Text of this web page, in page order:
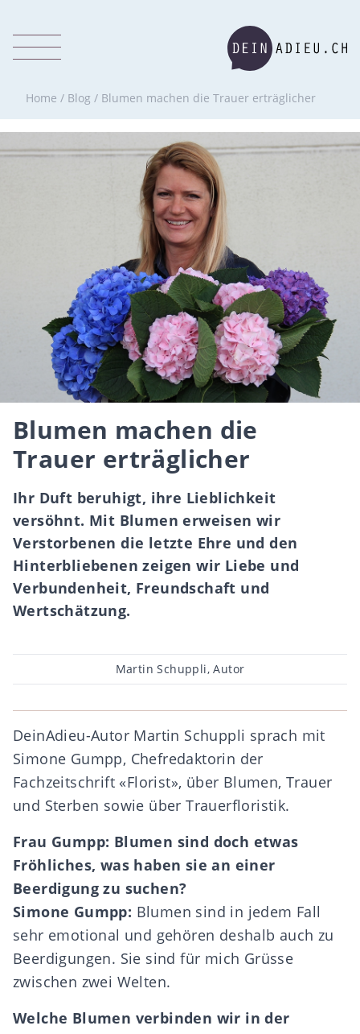
Home / Blog / Blumen machen die Trauer erträglicher
Blumen machen die
Trauer erträglicher
Ihr Duft beruhigt, ihre Lieblichkeit
versöhnt. Mit Blumen erweisen wir
Verstorbenen die letzte Ehre und den
Hinterbliebenen zeigen wir Liebe und
Verbundenheit, Freundschaft und
Wertschätzung.
Beitragsautor
Martin Schuppli, Autor
DeinAdieu-Autor Martin Schuppli sprach mit
Simone Gumpp, Chefredaktorin der
Fachzeitschrift «Florist», über Blumen, Trauer
und Sterben sowie über Trauerfloristik.
Frau Gumpp: Blumen sind doch etwas
Fröhliches, was haben sie an einer
Beerdigung zu suchen?
Simone Gumpp: Blumen sind in jedem Fall
sehr emotional und gehören deshalb auch zu
Beerdigungen. Sie sind für mich Grüsse
zwischen zwei Welten.
Welche Blumen verbinden wir in der